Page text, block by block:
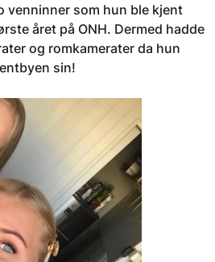
venninner som hun ble kjent
året på ONH. Dermed hadde
og romkamerater da hun
sin!